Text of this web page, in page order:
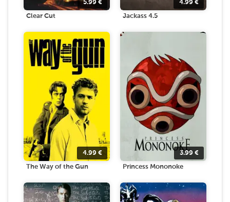
5.99 €
Clear Cut
4.99 €
Jackass 4.5
4.99 €
The Way of the Gun
3.99 €
Princess Mononoke